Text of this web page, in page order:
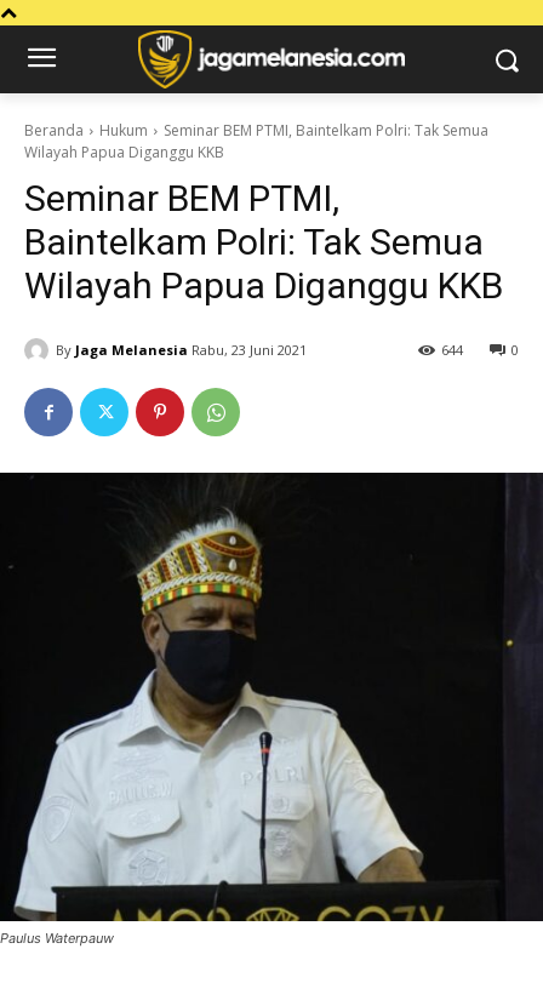
Beranda Hukum
Seminar BEM PTMI, Baintelkam Polri: Tak Semua
Wilayah Papua Diganggu KKB
Seminar BEM PTMI,
Baintelkam Polri: Tak Semua
Wilayah Papua Diganggu KKB
By Jaga Melanesia Rabu, 23 Juni 2021 0
644
Paulus Waterpauw